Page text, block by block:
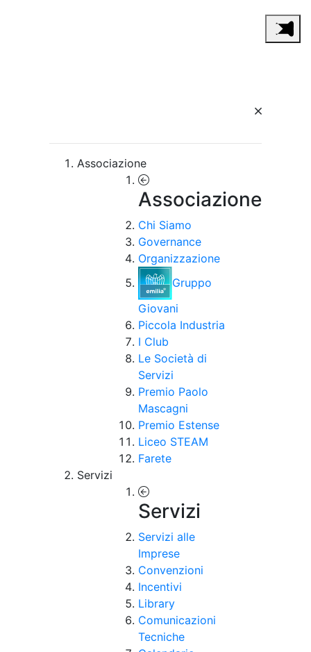
Associazione
Associazione
Chi Siamo
Governance
Organizzazione
Gruppo
Giovani
Piccola Industria
I Club
Le Società di
Servizi
Premio Paolo
Mascagni
Premio Estense
Liceo STEAM
Farete
Servizi
Servizi
Servizi alle
Imprese
Convenzioni
Incentivi
Library
Comunicazioni
Tecniche